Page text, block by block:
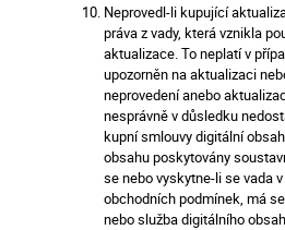
Neprovedl-li kupující
práva z vady, která vznikla
aktualizace. To neplatí v
upozorněn na aktualizaci
neprovedení anebo
nesprávně v důsledku
kupní smlouvy digitální
obsahu poskytovány
se nebo vyskytne-li se vada
obchodních podmínek, má
nebo služba digitálního